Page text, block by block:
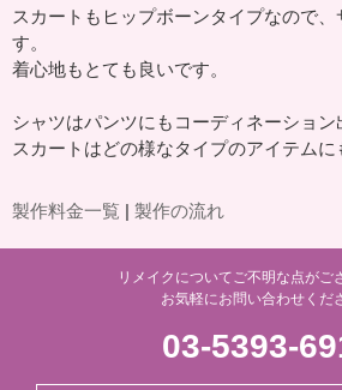
スカートもヒップボーンタイプなので
す。
着心地もとても良いです。
シャツはパンツにもコーディネーション
スカートはどの様なタイプのアイテムに
製作料金一覧 | 製作の流れ
リメイクについてご不明な点がご
お気軽にお問い合わせくだ
03-5393-